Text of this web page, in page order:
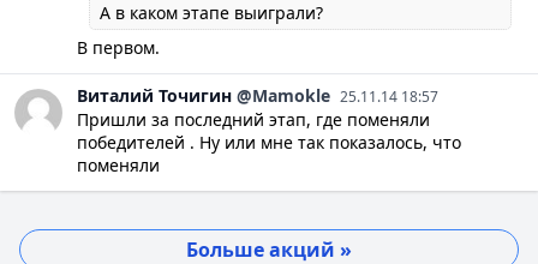
А в каком этапе выиграли?
В первом.
Виталий Точигин @Mamokle 25.11.14 18:57
Пришли за последний этап, где поменяли
победителей . Ну или мне так показалось, что
поменяли
Больше акций »